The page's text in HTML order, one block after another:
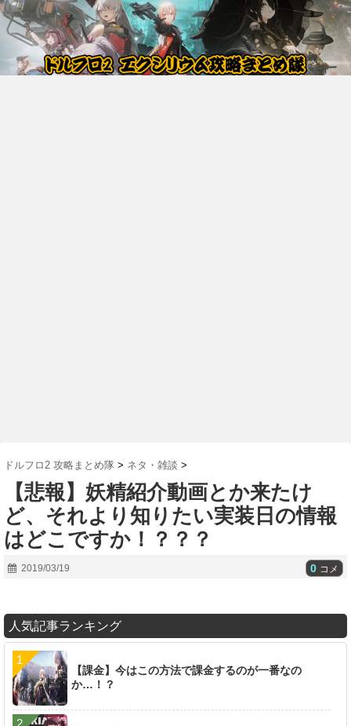
ドルフロ2 攻略まとめ隊 > ネタ・雑談 >
【悲報】妖精紹介動画とか来たけ
ど、それより知りたい実装日の情報
はどこですか！？？？
2019/03/19 0 コメ
人気記事ランキング
【課金】今はこの方法で課金するのが一番なの
か…！？